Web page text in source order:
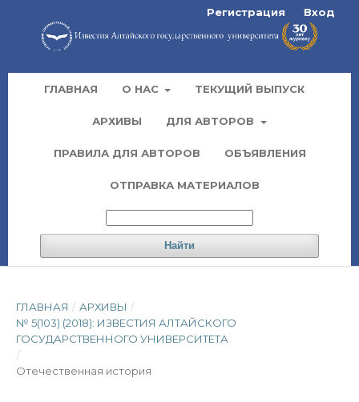
ГЛАВНАЯ О НАС ТЕКУЩИЙ ВЫПУСК
АРХИВЫ ДЛЯ АВТОРОВ
ПРАВИЛА ДЛЯ АВТОРОВ ОБЪЯВЛЕНИЯ
ОТПРАВКА МАТЕРИАЛОВ
Найти
Регистрация Вход
ГЛАВНАЯ / АРХИВЫ /
№ 5(103) (2018): ИЗВЕСТИЯ АЛТАЙСКОГО
ГОСУДАРСТВЕННОГО УНИВЕРСИТЕТА
/
Отечественная история